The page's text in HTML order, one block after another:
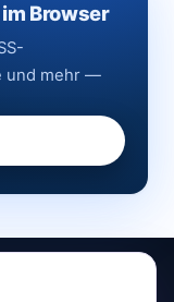
Browser
und mehr —